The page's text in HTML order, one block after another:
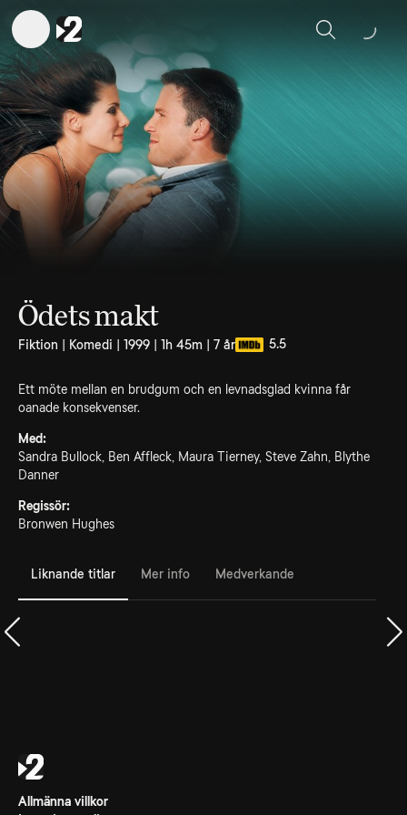
Sök
Ödets makt
Fiktion | Komedi | 1999 | 1h 45m | 7 år 5.5
Ett möte mellan en brudgum och en levnadsglad kvinna får
oanade konsekvenser.
Med:
Sandra Bullock, Ben Affleck, Maura Tierney, Steve Zahn, Blythe
Danner
Regissör:
Bronwen Hughes
Liknande titlar Mer info Medverkande
Allmänna villkor